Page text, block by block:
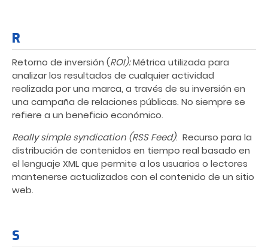
R
Retorno de inversión (ROI):Métrica utilizada para
analizar los resultados de cualquier actividad
realizada por una marca, a través de su inversión en
una campaña de relaciones públicas. No siempre se
refiere a un beneficio económico.
Really simple syndication (RSS Feed): Recurso para la
distribución de contenidos en tiempo real basado en
el lenguaje XML que permite a los usuarios o lectores
mantenerse actualizados con el contenido de un sitio
web.
S